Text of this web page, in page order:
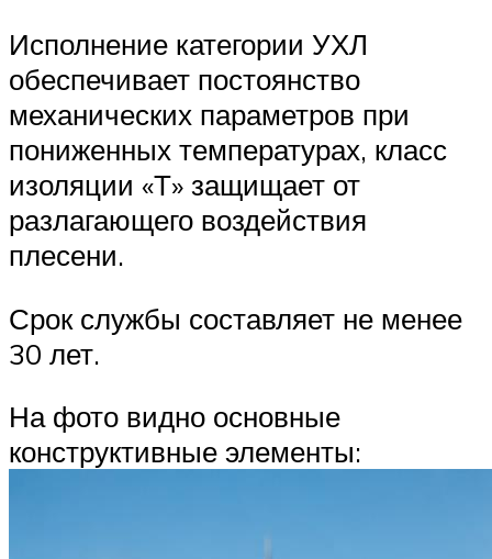
Исполнение категории УХЛ
обеспечивает постоянство
механических параметров при
пониженных температурах, класс
изоляции «Т» защищает от
разлагающего воздействия
плесени.
Срок службы составляет не менее
30 лет.
На фото видно основные
конструктивные элементы: